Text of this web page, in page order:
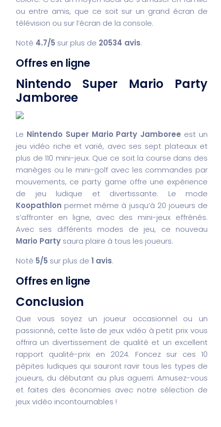
ou entre amis, que ce soit sur un grand écran de
télévision ou sur l’écran de la console.
Noté 4.7/5 sur plus de 20534 avis.
Offres en ligne
Nintendo Super Mario Party
Jamboree
Le Nintendo Super Mario Party Jamboree est un
jeu vidéo riche et varié, avec ses sept plateaux et
plus de 110 mini-jeux. Que ce soit la course dans des
manèges ou le mini-golf avec les commandes par
mouvements, ce party game offre une expérience
de jeu ludique et divertissante. Le mode
Koopathlon permet même à jusqu’à 20 joueurs de
s’affronter en ligne, avec des mini-jeux effrénés.
Avec ses différents modes de jeu, ce nouveau
Mario Party saura plaire à tous les joueurs.
Noté 5/5 sur plus de 1 avis.
Offres en ligne
Conclusion
Que vous soyez un joueur occasionnel ou un
passionné, cette liste de jeux vidéo à petit prix vous
offrira un divertissement de qualité et un excellent
rapport qualité-prix en 2024. Foncez sur ces 10
pépites ludiques qui sauront ravir tous les types de
joueurs, du débutant au plus aguerri. Amusez-vous
et faites des économies avec notre sélection de
jeux vidéo incontournables !